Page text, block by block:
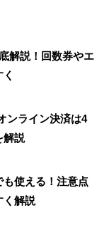
解説！回数券やエ
ンライン決済は4
解説
も使える！注意点
く解説